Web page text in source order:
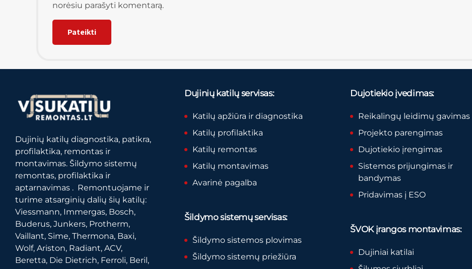
norėsiu parašyti komentarą.
Dujinių katilų diagnostika, patikra,
profilaktika, remontas ir
montavimas. Šildymo sistemų
remontas, profilaktika ir
aptarnavimas . Remontuojame ir
turime atsarginių dalių šių katilų:
Viessmann, Immergas, Bosch,
Buderus, Junkers, Protherm,
Vaillant, Sime, Thermona, Baxi,
Wolf, Ariston, Radiant, ACV,
Beretta, Die Dietrich, Ferroli, Beril,
Dujinių katilų servisas:
Katilų apžiūra ir diagnostika
Katilų profilaktika
Katilų remontas
Katilų montavimas
Avarinė pagalba
Šildymo sistemų servisas:
Šildymo sistemos plovimas
Šildymo sistemų priežiūra
Dujotiekio įvedimas:
Reikalingų leidimų gavimas
Projekto parengimas
Dujotiekio įrengimas
Sistemos prijungimas ir
bandymas
Pridavimas į ESO
ŠVOK įrangos montavimas:
Dujiniai katilai